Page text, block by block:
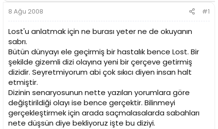
a
ş
l
a
t
a
n
ı
t
a
i
h
8 Ağu 2008 #1
Lost'u anlatmak için ne burası yeter ne de okuyanın
sabrı.
Bütün dünyayı ele geçirmiş bir hastalık bence Lost. Bir
şekilde gizemli dizi olayına yeni bir çerçeve getirmiş
dizidir. Seyretmiyorum abi çok sıkıcı diyen insan halt
etmiştir.
Dizinin senaryosunun nette yazılan yorumlara göre
değiştirildiği olayı ise bence gerçektir. Bilinmeyi
gerçekleştirmek için arada saçmalasalarda sabahları
nete düşsün diye bekliyoruz işte bu diziyi.